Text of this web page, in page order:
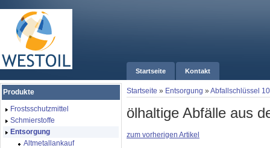
Startseite Kontakt
Startseite » Entsorgung »Abfallschlüssel 10
ölhaltige Abfälle aus
zum vorherigen Artikel
Produkte
Frostsschutzmittel
Schmierstoffe
Entsorgung
Altmetallankauf